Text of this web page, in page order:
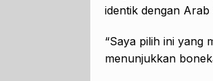
identik dengan Arab
“Saya pilih ini yang
menunjukkan